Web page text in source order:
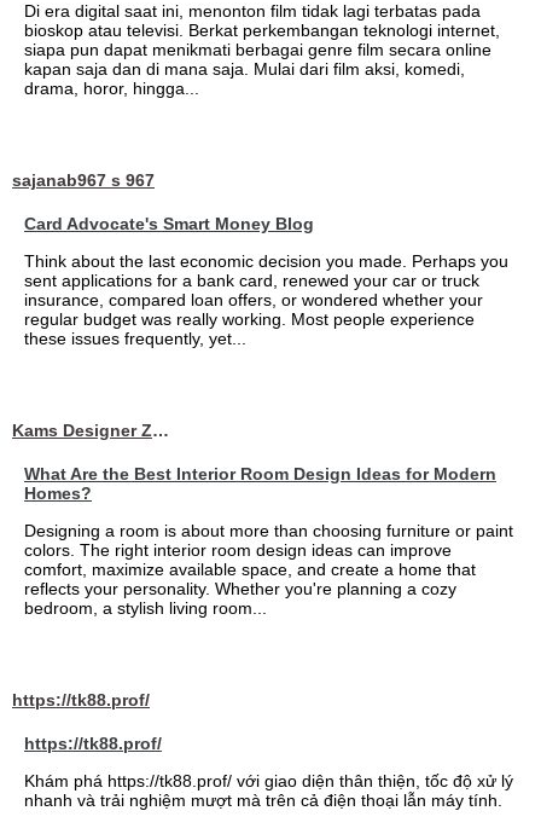
Di era digital saat ini, menonton film tidak lagi terbatas pada
bioskop atau televisi. Berkat perkembangan teknologi internet,
siapa pun dapat menikmati berbagai genre film secara online
kapan saja dan di mana saja. Mulai dari film aksi, komedi,
drama, horor, hingga...
sajanab967 s 967
Card Advocate's Smart Money Blog
Think about the last economic decision you made. Perhaps you
sent applications for a bank card, renewed your car or truck
insurance, compared loan offers, or wondered whether your
regular budget was really working. Most people experience
these issues frequently, yet...
Kams Designer Zone
What Are the Best Interior Room Design Ideas for Modern
Homes?
Designing a room is about more than choosing furniture or paint
colors. The right interior room design ideas can improve
comfort, maximize available space, and create a home that
reflects your personality. Whether you're planning a cozy
bedroom, a stylish living room...
https://tk88.prof/
https://tk88.prof/
Khám phá https://tk88.prof/ với giao diện thân thiện, tốc độ xử lý
nhanh và trải nghiệm mượt mà trên cả điện thoại lẫn máy tính.